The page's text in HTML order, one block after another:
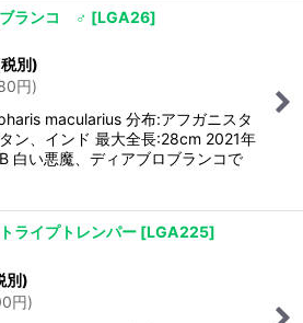
ブランコ ♂ [LGA26]
別)
円)
macularius 分布:アフガニスタ
ン、インド 最大全長:28cm 2021年
白い悪魔、ディアブロブランコで
ライプトレンパー [LGA225]
別)
円)